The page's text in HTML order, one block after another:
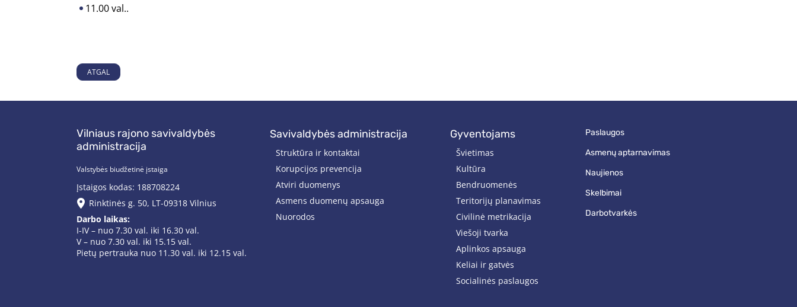
11.00 val..
ATGAL
Vilniaus rajono savivaldybės
administracija
Valstybės biudžetinė įstaiga
Įstaigos kodas: 188708224
Rinktinės g. 50, LT-09318 Vilnius
Darbo laikas:
I-IV – nuo 7.30 val. iki 16.30 val.
V – nuo 7.30 val. iki 15.15 val.
Pietų pertrauka nuo 11.30 val. iki 12.15 val.
savivaldybės administracija
Struktūra ir kontaktai
Korupcijos prevencija
Atviri duomenys
Asmens duomenų apsauga
Nuorodos
gyventojams
Švietimas
Kultūra
Bendruomenės
Teritorijų planavimas
Civilinė metrikacija
Viešoji tvarka
Aplinkos apsauga
Keliai ir gatvės
Socialinės paslaugos
paslaugos
asmenų aptarnavimas
naujienos
skelbimai
darbotvarkės